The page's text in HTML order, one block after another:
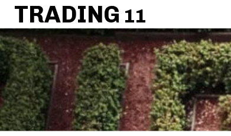
TRADING 11